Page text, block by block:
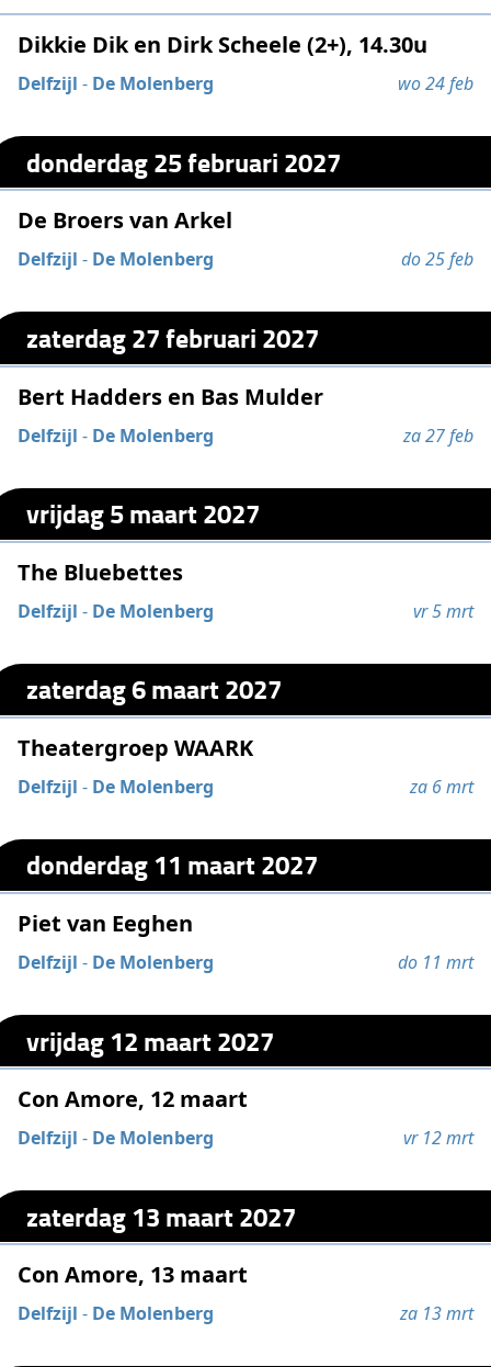
Dikkie Dik en Dirk Scheele (2+), 14.30u
Delfzijl - De Molenberg wo 24 feb
donderdag 25 februari 2027
De Broers van Arkel
Delfzijl - De Molenberg do 25 feb
zaterdag 27 februari 2027
Bert Hadders en Bas Mulder
Delfzijl - De Molenberg za 27 feb
vrijdag 5 maart 2027
The Bluebettes
Delfzijl - De Molenberg vr 5 mrt
zaterdag 6 maart 2027
Theatergroep WAARK
Delfzijl - De Molenberg za 6 mrt
donderdag 11 maart 2027
Piet van Eeghen
Delfzijl - De Molenberg do 11 mrt
vrijdag 12 maart 2027
Con Amore, 12 maart
Delfzijl - De Molenberg vr 12 mrt
zaterdag 13 maart 2027
Con Amore, 13 maart
Delfzijl - De Molenberg za 13 mrt